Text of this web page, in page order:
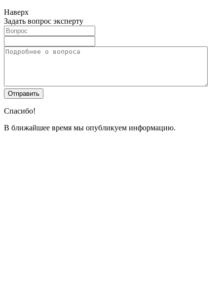
Наверх
Задать вопрос эксперту
Спасибо!
В ближайшее время мы опубликуем информацию.